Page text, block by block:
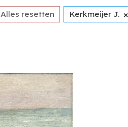
Alles resetten Kerkmeijer J. ×